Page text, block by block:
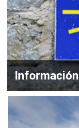
Información